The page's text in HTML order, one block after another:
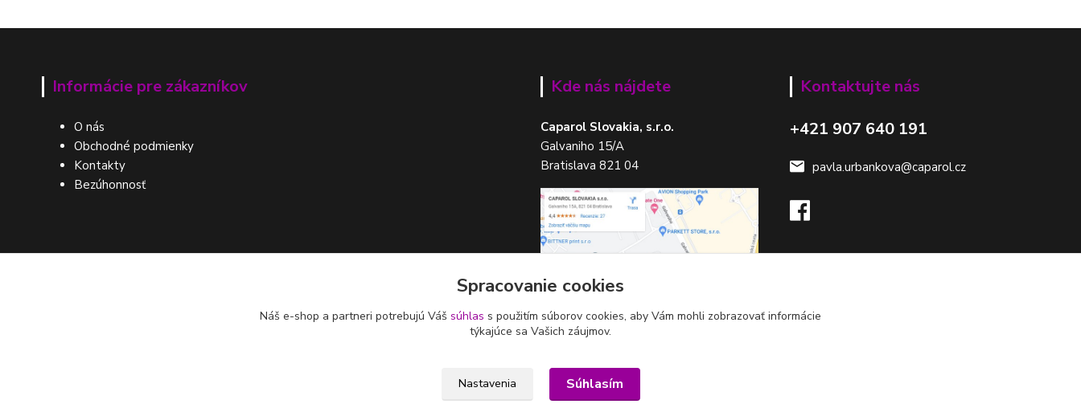
Informácie pre zákazníkov
O nás
Obchodné podmienky
Kontakty
Bezúhonnosť
Kde nás nájdete
Caparol Slovakia, s.r.o.
Galvaniho 15/A
Bratislava 821 04
Kontaktujte nás
+421 907 640 191
pavla.urbankova@caparol.cz
Spracovanie cookies
Náš e-shop a partneri potrebujú Váš súhlas s použitím súborov cookies, aby Vám mohli zobrazovať informácie
týkajúce sa Vašich záujmov.
Nastavenia Súhlasím